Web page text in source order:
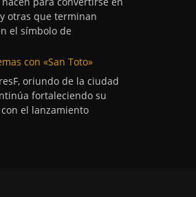
otras que terminan
el símbolo de
con «San Toto»
oriundo de la ciudad
fortaleciendo su
el lanzamiento